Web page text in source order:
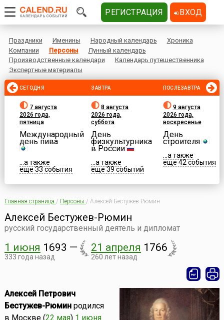
Праздники Именины Народный календарь
Хроника
Компании
Персоны
Лунный календарь
Производственные календари
Календарь путешественника
Экспертные материалы
СЕГОДНЯ
7 августа
2026 года,
пятница
Международный
день пива
...а также
еще 33 события
ЗАВТРА
8 августа
2026 года,
суббота
День
физкультурника
в России
...а также
еще 39 событий
ПОСЛЕЗАВТРА
9 августа
2026 года,
воскресенье
День
строителя
...а также
еще 42 события
Главная страница / Персоны / Алексей Бестужев-Рюмин
Алексей Бестужев-Рюмин
русский государственный деятель и дипломат
1 июня 1693
333 года назад
— 21 апреля 1766
260 лет назад
Алексей Петрович
Бестужев-Рюминродился
в Москве (22 мая) 1 июня
РЕГИСТРАЦИЯ ВХОД